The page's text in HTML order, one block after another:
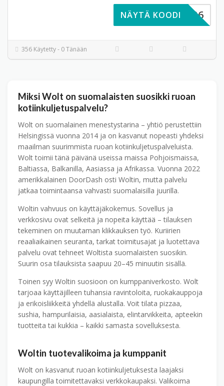
OLTFIN26
NÄYTÄ KOODI
356 Käytetty - 0 Tänään
Miksi Wolt on suomalaisten suosikki ruoan
kotiinkuljetuspalvelu?
Wolt on suomalainen menestystarina – yhtiö perustettiin
Helsingissä vuonna 2014 ja on kasvanut nopeasti yhdeksi
maailman suurimmista ruoan kotiinkuljetuspalveluista.
Wolt toimii tänä päivänä useissa maissa Pohjoismaissa,
Baltiassa, Balkanilla, Aasiassa ja Afrikassa. Vuonna 2022
amerikkalainen DoorDash osti Woltin, mutta palvelu
jatkaa toimintaansa vahvasti suomalaisilla juurilla.
Woltin vahvuus on käyttäjä­kokemus. Sovellus ja
verkkosivu ovat selkeitä ja nopeita käyttää – tilauksen
tekeminen on muutaman klikkauksen työ. Kuriirien
reaaliaikainen seuranta, tarkat toimitusajat ja luotettava
palvelu ovat tehneet Woltista suomalaisten suosikin.
Suurin osa tilauksista saapuu 20–45 minuutin sisällä.
Toinen syy Woltin suosioon on kumppaniverkosto. Wolt
tarjoaa käyttäjilleen tuhansia ravintoloita, ruokakauppoja
ja erikoisliikkeitä yhdellä alustalla. Voit tilata pizzaa,
sushia, hampurilaisia, aasialaista, elintarvikkeita, apteekin
tuotteita tai kukkia – kaikki samasta sovelluksesta.
Woltin tuotevalikoima ja kumppanit
Wolt on kasvanut ruoan kotiinkuljetuksesta laajaksi
kaupungilla toimitettavaksi verkkokaupaksi. Valikoima